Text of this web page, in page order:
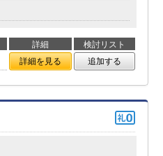
詳細
検討リスト
詳細を見る 追加する